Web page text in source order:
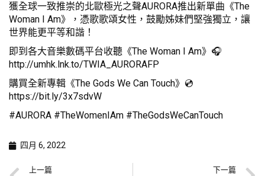
獲全球一致推崇的北歐極光之聲AURORA推出新單曲《The
Woman I Am》，憑歌歌頌女性，鼓勵姊妹們堅強獨立，讓
世界能更平等和諧！
即到各大音樂數碼平台收聽《The Woman I Am》🎧
http://umhk.lnk.to/TWIA_AURORAFP
購買全新專輯《The Gods We Can Touch》💿
https://bit.ly/3x7sdvW
#AURORA #TheWomenIAm #TheGodsWeCanTouch
四月 6, 2022
上一篇 下一篇